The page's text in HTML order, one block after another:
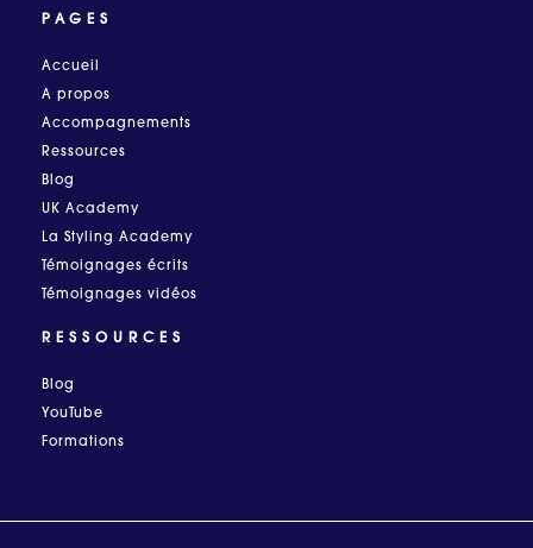
PAGES
Accueil
A propos
Accompagnements
Ressources
Blog
UK Academy
La Styling Academy
Témoignages écrits
Témoignages vidéos
RESSOURCES
Blog
YouTube
Formations